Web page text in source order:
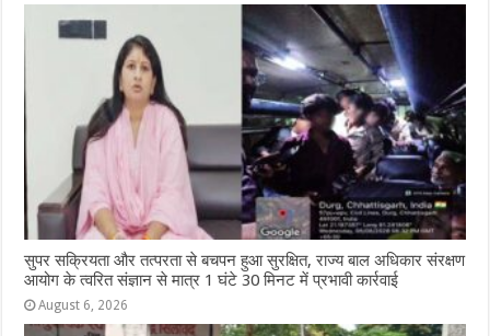
सुपर सक्रियता और तत्परता से बचपन हुआ सुरक्षित, राज्य बाल अधिकार संरक्षण
आयोग के त्वरित संज्ञान से मात्र 1 घंटे 30 मिनट में प्रभावी कार्रवाई
August 6, 2026